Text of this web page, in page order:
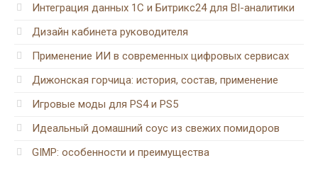
Интеграция данных 1С и Битрикс24 для BI-аналитики
Дизайн кабинета руководителя
Применение ИИ в современных цифровых сервисах
Дижонская горчица: история, состав, применение
Игровые моды для PS4 и PS5
Идеальный домашний соус из свежих помидоров
GIMP: особенности и преимущества